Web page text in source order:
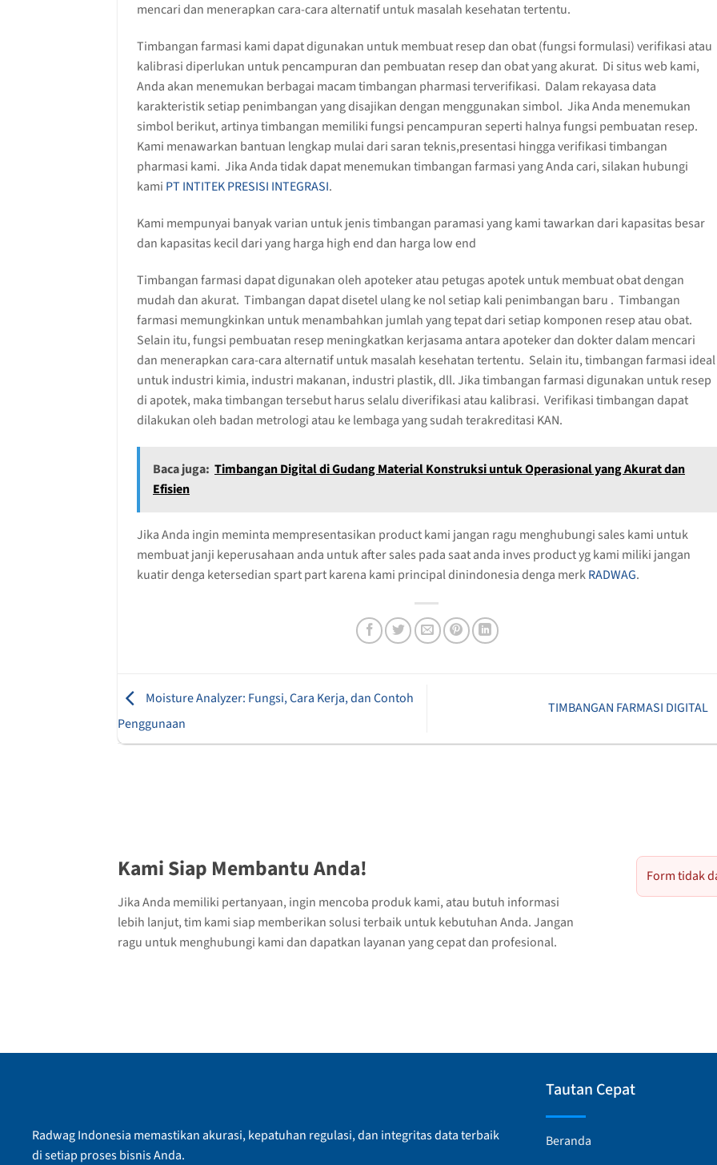
mencari dan menerapkan cara-cara alternatif untuk masalah kesehatan tertentu.
Timbangan farmasi kami dapat digunakan untuk membuat resep dan obat (fungsi formulasi) verifikasi atau
kalibrasi diperlukan untuk pencampuran dan pembuatan resep dan obat yang akurat. Di situs web kami,
Anda akan menemukan berbagai macam timbangan pharmasi terverifikasi. Dalam rekayasa data
karakteristik setiap penimbangan yang disajikan dengan menggunakan simbol. Jika Anda menemukan
simbol berikut, artinya timbangan memiliki fungsi pencampuran seperti halnya fungsi pembuatan resep.
Kami menawarkan bantuan lengkap mulai dari saran teknis,presentasi hingga verifikasi timbangan
pharmasi kami. Jika Anda tidak dapat menemukan timbangan farmasi yang Anda cari, silakan hubungi
kami PT INTITEK PRESISI INTEGRASI.
Kami mempunyai banyak varian untuk jenis timbangan paramasi yang kami tawarkan dari kapasitas besar
dan kapasitas kecil dari yang harga high end dan harga low end
Timbangan farmasi dapat digunakan oleh apoteker atau petugas apotek untuk membuat obat dengan
mudah dan akurat. Timbangan dapat disetel ulang ke nol setiap kali penimbangan baru . Timbangan
farmasi memungkinkan untuk menambahkan jumlah yang tepat dari setiap komponen resep atau obat.
Selain itu, fungsi pembuatan resep meningkatkan kerjasama antara apoteker dan dokter dalam mencari
dan menerapkan cara-cara alternatif untuk masalah kesehatan tertentu. Selain itu, timbangan farmasi ideal
untuk industri kimia, industri makanan, industri plastik, dll. Jika timbangan farmasi digunakan untuk resep
di apotek, maka timbangan tersebut harus selalu diverifikasi atau kalibrasi. Verifikasi timbangan dapat
dilakukan oleh badan metrologi atau ke lembaga yang sudah terakreditasi KAN.
Baca juga: Timbangan Digital di Gudang Material Konstruksi untuk Operasional yang Akurat dan
Efisien
Jika Anda ingin meminta mempresentasikan product kami jangan ragu menghubungi sales kami untuk
membuat janji keperusahaan anda untuk after sales pada saat anda inves product yg kami miliki jangan
kuatir denga ketersedian spart part karena kami principal dinindonesia denga merkRADWAG.
Moisture Analyzer: Fungsi, Cara Kerja, dan Contoh
Penggunaan
TIMBANGAN FARMASI DIGITAL
Kami Siap Membantu Anda!
Jika Anda memiliki pertanyaan, ingin mencoba produk kami, atau butuh informasi
lebih lanjut, tim kami siap memberikan solusi terbaik untuk kebutuhan Anda. Jangan
ragu untuk menghubungi kami dan dapatkan layanan yang cepat dan profesional.
Form tidak
Radwag Indonesia memastikan akurasi, kepatuhan regulasi, dan integritas data terbaik
di setiap proses bisnis Anda.
Tautan Cepat
Beranda